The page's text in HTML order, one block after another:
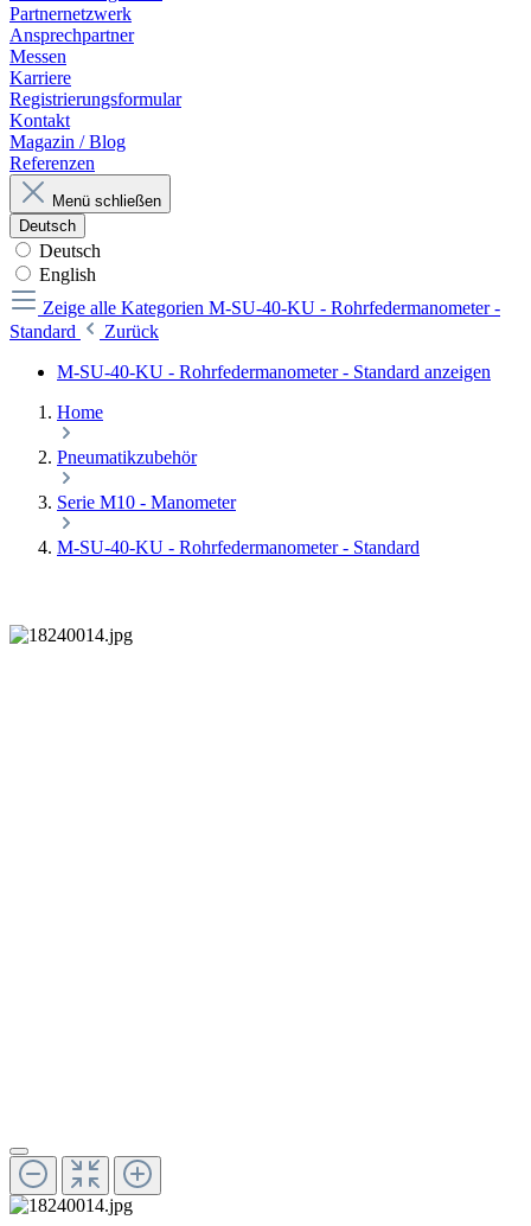
Partnernetzwerk
Ansprechpartner
Messen
Karriere
Registrierungsformular
Kontakt
Magazin / Blog
Referenzen
Menü schließen
Deutsch
Deutsch
English
Zeige alle Kategorien M-SU-40-KU - Rohrfedermanometer -
Standard
Zurück
M-SU-40-KU - Rohrfedermanometer - Standard anzeigen
Home
Pneumatikzubehör
Serie M10 - Manometer
M-SU-40-KU - Rohrfedermanometer - Standard